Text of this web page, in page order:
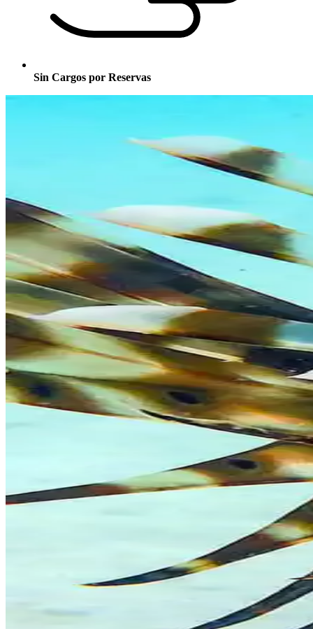
Sin Cargos por Reservas